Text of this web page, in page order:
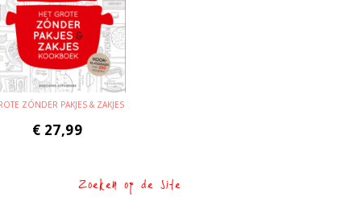
ZÓNDER PAKJES & ZAKJES
€ 27,99
Zoeken op de site